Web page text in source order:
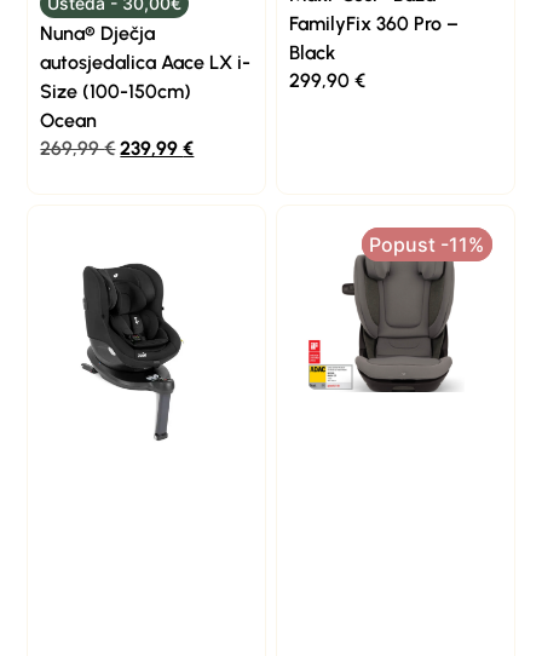
Nuna® Dječja
autosjedalica Aace LX i-
Size (100-150cm)
Ocean
269,99€ 239,99€
FamilyFix 360 Pro –
Black
299,90 €
Popust -11%
Popust -11%